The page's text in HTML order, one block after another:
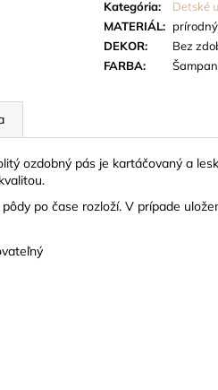
Kategória:
Detské
MATERIÁL: prírodný
DEKOR:
Bez
FARBA:
ozdobný pás je kartáčovaný a
po čase rozloží. V prípade